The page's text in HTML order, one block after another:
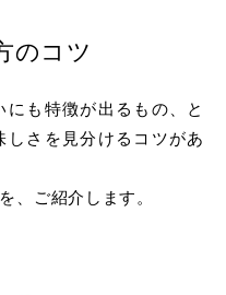
のコツ
も特徴が出るもの、と
さを見分けるコツがあ
、ご紹介します。